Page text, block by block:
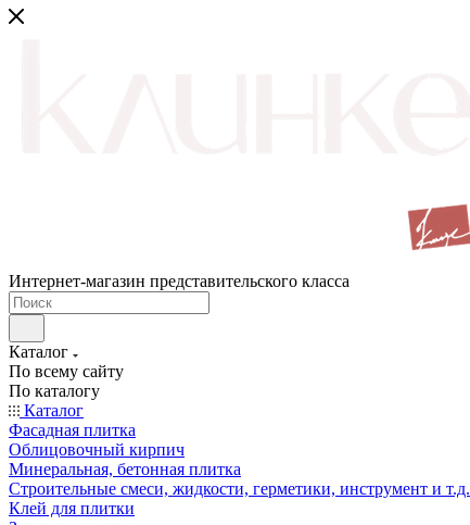
Интернет-магазин представительского класса
Каталог
По всему сайту
По каталогу
Каталог
Фасадная плитка
Облицовочный кирпич
Минеральная, бетонная плитка
Строительные смеси, жидкости, герметики, инструмент и т.д.
Клей для плитки